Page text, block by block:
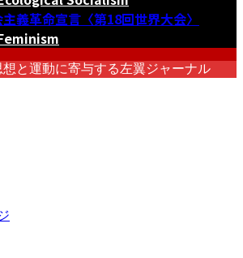
義革命宣言〈第18回世界大会〉
と運動に寄与する左翼ジャーナル